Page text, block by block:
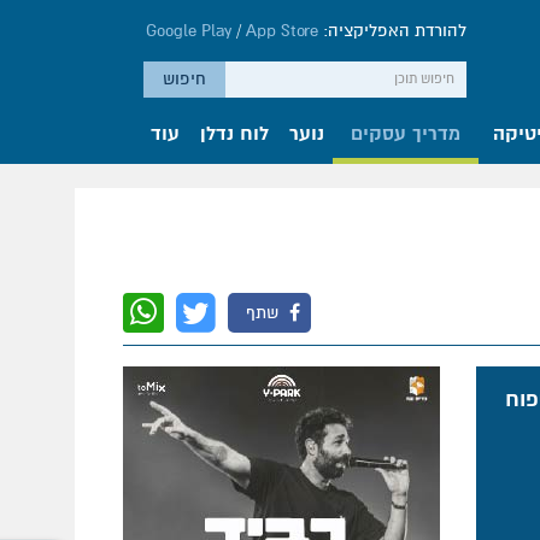
להורדת האפליקציה: Google Play /App Store
מדריך עסקים נוער לוח נדלן עוד
שתף